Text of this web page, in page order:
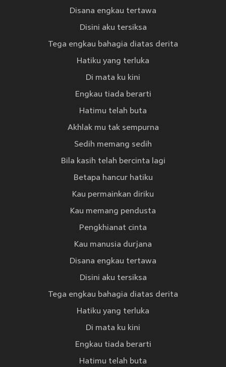
Disana engkau tertawa
Disini aku tersiksa
Tega engkau bahagia diatas derita
Hatiku yang terluka
Di mata ku kini
Engkau tiada berarti
Hatimu telah buta
Akhlak mu tak sempurna
Sedih memang sedih
Bila kasih telah bercinta lagi
Betapa hancur hatiku
Kau permainkan diriku
Kau memang pendusta
Pengkhianat cinta
Kau manusia durjana
Disana engkau tertawa
Disini aku tersiksa
Tega engkau bahagia diatas derita
Hatiku yang terluka
Di mata ku kini
Engkau tiada berarti
Hatimu telah buta